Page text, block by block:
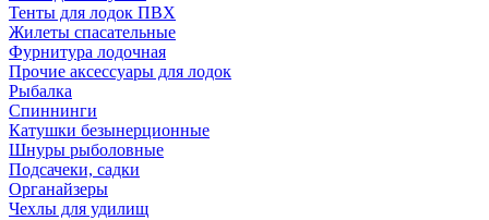
Тенты для лодок ПВХ
Жилеты спасательные
Фурнитура лодочная
Прочие аксессуары для лодок
Рыбалка
Спиннинги
Катушки безынерционные
Шнуры рыболовные
Подсачеки, садки
Органайзеры
Чехлы для удилищ